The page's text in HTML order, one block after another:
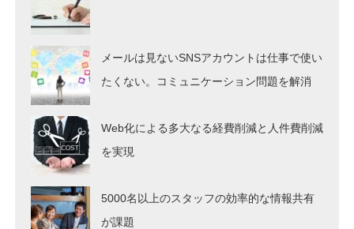
メールは見ないSNSアカウントは仕事で使い
たくない。コミュニケーション問題を解消
Web化による多大なる経費削減と人件費削減
を実現
5000名以上のスタッフの効率的な情報共有
が課題